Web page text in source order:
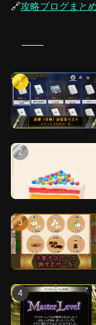
🔗攻略ブログまと